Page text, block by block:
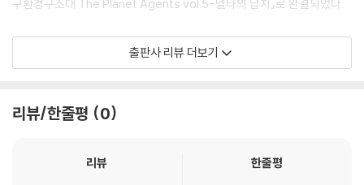
구환경구조대 The Planet Agents vol.5-델타의 납치』로 완결되었다.
환경을 생각하는 어린이라면 누구나 ‘슈퍼히어로'가 될 수 있다는 것을 깨
닫게 해준 『지구환경구조대 The Planet Agents vol.1-대원이 되다』, 메
운 산호초를 파괴하고 오염시키는 ‘괴물’의 정체를 그린 『지구환경구조대
아프리카 검은코뿔소, 양쯔강 돌고래, 도도새 등과 현재 멸종위기에 처한
출판사 리뷰 더보기
리뷰/한줄평 0
리뷰
한줄평